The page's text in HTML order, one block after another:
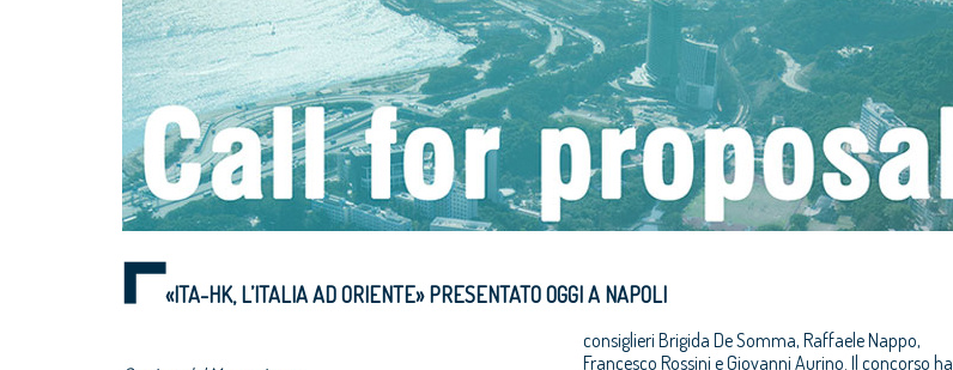
«ITA-HK, L’ITALIA AD ORIENTE» PRESENTATO OGGI A NAPOLI
consiglieri Brigida De Somma, Raffaele Nappo,
Francesco Rossini e Giovanni Aurino. Il concorso ha